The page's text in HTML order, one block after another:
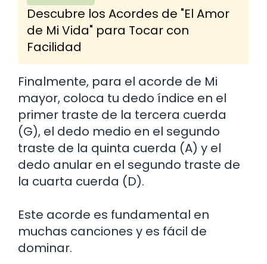
Descubre los Acordes de "El Amor
de Mi Vida" para Tocar con
Facilidad
Finalmente, para el acorde de Mi
mayor, coloca tu dedo índice en el
primer traste de la tercera cuerda
(G), el dedo medio en el segundo
traste de la quinta cuerda (A) y el
dedo anular en el segundo traste de
la cuarta cuerda (D).
Este acorde es fundamental en
muchas canciones y es fácil de
dominar.